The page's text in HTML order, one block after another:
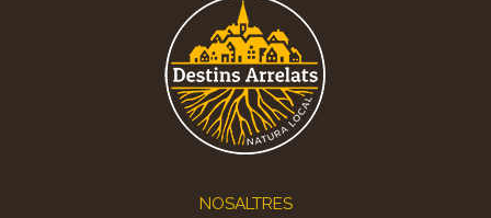
NOSALTRES